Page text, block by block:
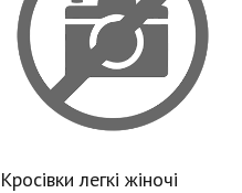
Кросівки легкі жіночі